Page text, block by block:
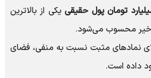
یکی از بالاترین
اخیر محسوب می‌شود.
نمادهای مثبت نسبت به منفی، فضای
داده است.